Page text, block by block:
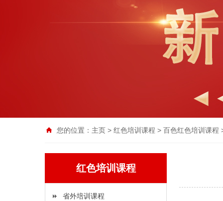
您的位置： 主页 > 红色培训课程 > 百色红色培训课程
红色培训课程
省外培训课程